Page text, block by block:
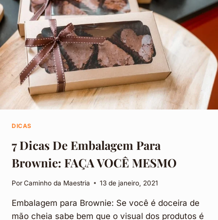
DE
ENTREGA
PARA
SUA
EMPRESA
DE
ALIMENTOS
DICAS
7 Dicas De Embalagem Para
Brownie: FAÇA VOCÊ MESMO
PorCaminho da Maestria 13 de janeiro, 2021
Embalagem para Brownie: Se você é doceira de
mão cheia sabe bem que o visual dos produtos é